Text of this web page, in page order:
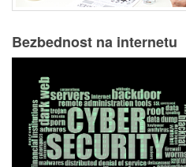
Bezbednost na internetu